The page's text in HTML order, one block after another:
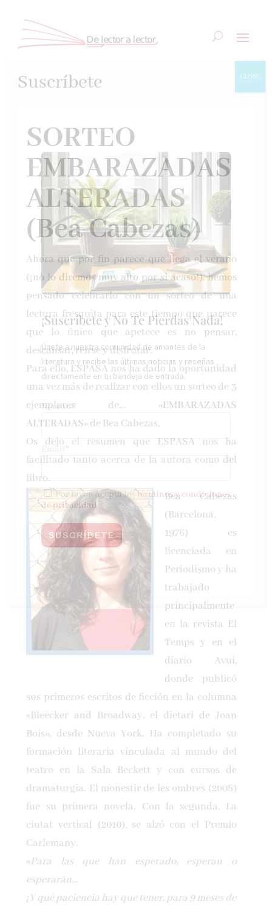
SORTEO
EMBARAZADAS
ALTERADAS
(Bea Cabezas)
Ahora que por fin parece que llega el verano
(¡no lo diremos muy alto por si acaso!), hemos
pensado celebrarlo con un sorteo de una
lectura fresquita para este tiempo que parece
que lo único que apetece es no pensar,
descansar, reírse y disfrutar.
Para ello, ESPASA nos ha dado la oportunidad
una vez más de realizar con ellos un sorteo de 3
ejemplares de… «EMBARAZADAS
ALTERADAS» de Bea Cabezas.
Os dejo el resumen que ESPASA nos ha
facilitado tanto acerca de la autora como del
libro.
Bea Cabezas
(Barcelona,
1976) es
licenciada en
Periodismo y ha
trabajado
principalmente
en la revista El
Temps y en el
diario Avui,
donde publicó
sus primeros escritos de ficción en la columna
«Bleecker and Broadway, el dietari de Joan
Bois», desde Nueva York. Ha completado su
formación literaria vinculada al mundo del
teatro en la Sala Beckett y con cursos de
dramaturgia. El monestir de les ombres (2008)
fue su primera novela. Con la segunda, La
ciutat vertical (2010), se alzó con el Premio
Carlemany.
«Para las que han esperado, esperan o
esperarán…
¡Y qué paciencia hay que tener, para 9 meses de
Suscríbete
¡Suscríbete y No Te Pierdas Nada!
Únete a nuestra comunidad de amantes de la
literatura y recibe las últimas noticias y reseñas
directamente en tu bandeja de entrada.
Nombre*
Email*
Por favor, acepta lostérminos y condiciones
de privacidad
CLOSE